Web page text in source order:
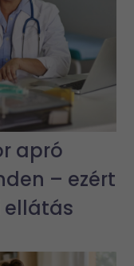
apró
– ezért
ellátás